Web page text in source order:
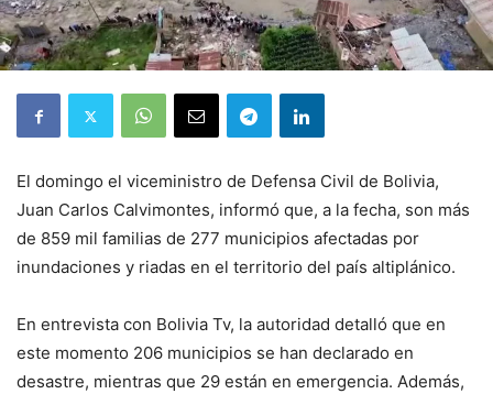
El domingo el viceministro de Defensa Civil de Bolivia,
Juan Carlos Calvimontes, informó que, a la fecha, son más
de 859 mil familias de 277 municipios afectadas por
inundaciones y riadas en el territorio del país altiplánico.
En entrevista con Bolivia Tv, la autoridad detalló que en
este momento 206 municipios se han declarado en
desastre, mientras que 29 están en emergencia. Además,